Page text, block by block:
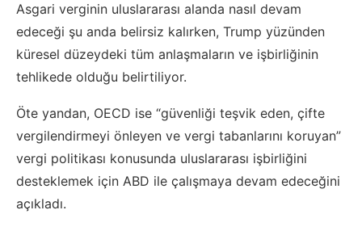
Asgari verginin uluslararası alanda nasıl devam
edeceği şu anda belirsiz kalırken, Trump yüzünden
küresel düzeydeki tüm anlaşmaların ve işbirliğinin
tehlikede olduğu belirtiliyor.
Öte yandan, OECD ise “güvenliği teşvik eden, çifte
vergilendirmeyi önleyen ve vergi tabanlarını koruyan”
vergi politikası konusunda uluslararası işbirliğini
desteklemek için ABD ile çalışmaya devam edeceğini
açıkladı.